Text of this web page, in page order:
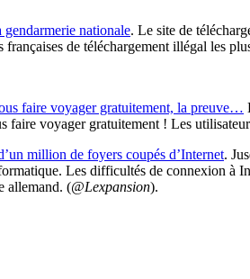
nationale. Le site de
françaises de téléchargement illégal les
faire voyager gratuitement, la preuve…
faire voyager gratuitement ! Les
million de foyers coupés d’Internet.
Les difficultés de connexion
allemand. (@Lexpansion).